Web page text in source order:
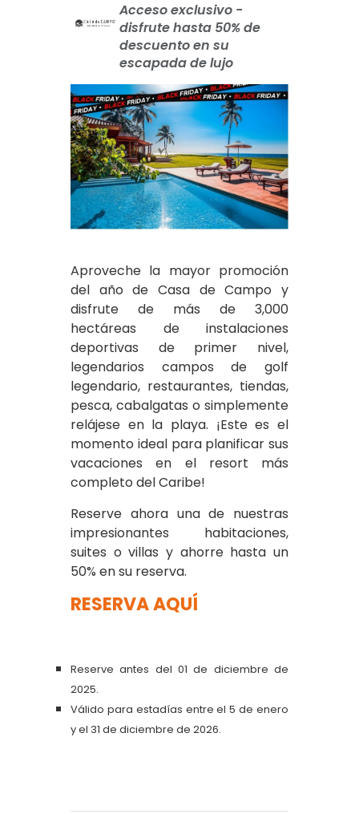
Acceso exclusivo -
disfrute hasta 50% de
descuento en su
escapada de lujo
Aproveche la mayor promoción
del año de Casa de Campo y
disfrute de más de 3,000
hectáreas de instalaciones
deportivas de primer nivel,
legendarios campos de golf
legendario, restaurantes, tiendas,
pesca, cabalgatas o simplemente
relájese en la playa. ¡Este es el
momento ideal para planificar sus
vacaciones en el resort más
completo del Caribe!
Reserve ahora una de nuestras
impresionantes habitaciones,
suites o villas y ahorre hasta un
50% en su reserva.
RESERVA AQUÍ
Reserve antes del 01 de diciembre de
2025.
Válido para estadías entre el 5 de enero
y el 31 de diciembre de 2026.